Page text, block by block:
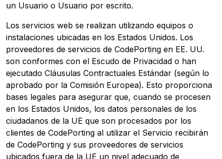
un Usuario o Usuario por escrito.
Los servicios web se realizan utilizando equipos o
instalaciones ubicadas en los Estados Unidos. Los
proveedores de servicios de CodePorting en EE. UU.
son conformes con el Escudo de Privacidad o han
ejecutado Cláusulas Contractuales Estándar (según lo
aprobado por la Comisión Europea). Esto proporciona
bases legales para asegurar que, cuando se procesen
en los Estados Unidos, los datos personales de los
ciudadanos de la UE que son procesados por los
clientes de CodePorting al utilizar el Servicio recibirán
de CodePorting y sus proveedores de servicios
ubicados fuera de la UE un nivel adecuado de